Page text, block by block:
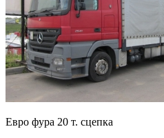
Евро фура 20 т. сцепка